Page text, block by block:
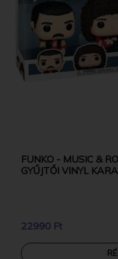
FUNKO - MUSIC &
GYŰJTŐI VINYL
22990 Ft